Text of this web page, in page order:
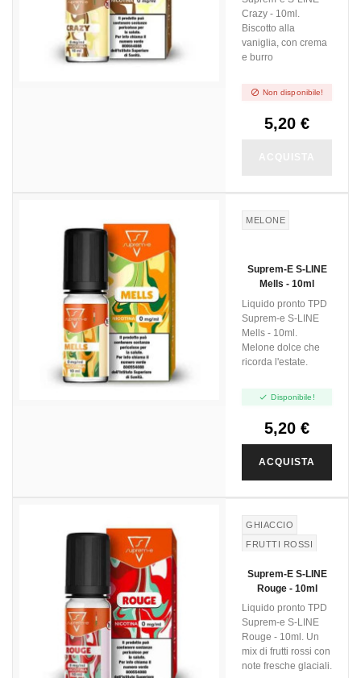
Crazy - 10ml.
Biscotto alla
vaniglia, con crema
e burro
 Non disponibile!
5,20 €
MELONE
Suprem-E S-LINE
Mells - 10ml
Liquido pronto TPD
Suprem-e S-LINE
Mells - 10ml.
Melone dolce che
ricorda l'estate.
 Disponibile!
5,20 €
ACQUISTA
GHIACCIO
FRUTTI ROSSI
Suprem-E S-LINE
Rouge - 10ml
Liquido pronto TPD
Suprem-e S-LINE
Rouge - 10ml. Un
mix di frutti rossi con
note fresche glaciali.